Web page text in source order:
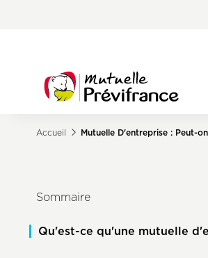
Fil
Accueil Mutuelle D'entreprise : Peut-
Sommaire
Qu'est-ce qu'une mutuelle